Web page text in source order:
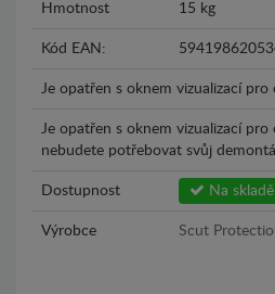
Hmotnost 15 kg
Kód EAN:
Je opatřen s oknem vizualizací pro
Je opatřen s oknem vizualizací pro
nebudete potřebovat svůj
Dostupnost Na skladě
Výrobce Scut